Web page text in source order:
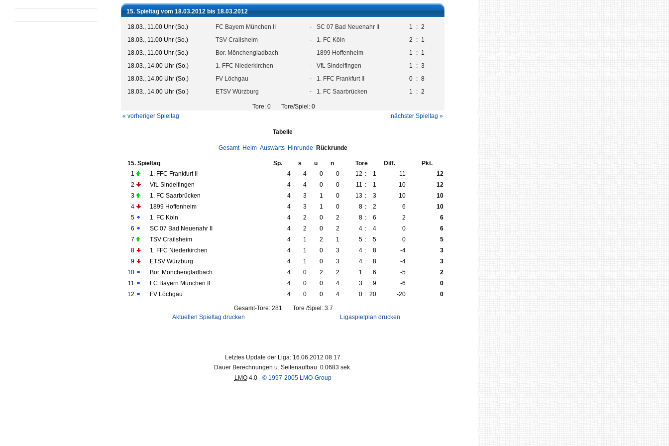
15. Spieltag vom 18.03.2012 bis 18.03.2012
18.03., 11.00 Uhr (So.) FC Bayern München II - SC 07 Bad Neuenahr II 1 : 2
18.03., 11.00 Uhr (So.)
TSV Crailsheim - 1. FC Köln 2 : 1
18.03., 11.00 Uhr (So.)
Bor. Mönchengladbach - 1899 Hoffenheim 1 : 1
18.03., 14.00 Uhr (So.)
1. FFC Niederkirchen - VfL Sindelfingen 1 : 3
18.03., 14.00 Uhr (So.)
FV Löchgau - 1. FFC Frankfurt II 0 : 8
18.03., 14.00 Uhr (So.)
ETSV Würzburg - 1. FC Saarbrücken 1 : 2
Tore: 0 Tore/Spiel: 0
« vorheriger Spieltag
nächster Spieltag »
Tabelle
Gesamt Heim Auswärts Hinrunde Rückrunde
15. Spieltag Sp. s u n Tore Diff.
Pkt.
1
1. FFC Frankfurt II 4 4 0 0 12 : 1 11
12
2
VfL Sindelfingen 4 4 0 0 11 : 1 10
12
3
1. FC Saarbrücken 4 3 1 0 13 : 3 10
10
4
1899 Hoffenheim 4 3 1 0 8 : 2 6
10
5
1. FC Köln 4 2 0 2 8 : 6 2
6
6
SC 07 Bad Neuenahr II 4 2 0 2 4 : 4 0
6
7
TSV Crailsheim 4 1 2 1 5 : 5 0
5
8
1. FFC Niederkirchen 4 1 0 3 4 : 8 -4
3
9
ETSV Würzburg 4 1 0 3 4 : 8 -4
3
10
Bor. Mönchengladbach 4 0 2 2 1 : 6 -5
2
11
FC Bayern München II 4 0 0 4 3 : 9 -6
0
12
FV Löchgau 4 0 0 4 0 : 20 -20
0
Gesamt-Tore: 281 Tore /Spiel: 3.7
Aktuellen Spieltag drucken
Ligaspielplan drucken
Letztes Update der Liga: 16.06.2012 08:17
Dauer Berechnungen u. Seitenaufbau: 0.0683 sek.
LMO4.0 - © 1997-2005 LMO-Group